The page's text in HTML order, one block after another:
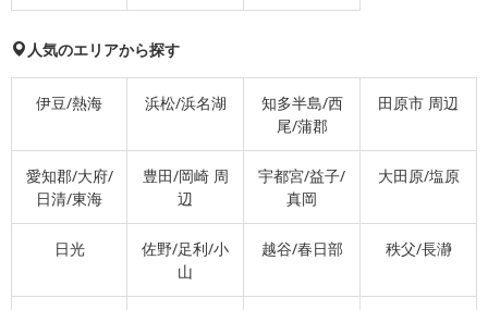
人気のエリアから探す
伊豆/熱海 浜松/浜名湖
知多半島/西
尾/蒲郡
田原市 周辺
愛知郡/大府/
日清/東海
豊田/岡崎 周
辺
宇都宮/益子/
真岡
大田原/塩原
日光
佐野/足利/小
山
越谷/春日部 秩父/長瀞